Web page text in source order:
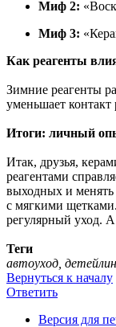
Миф 2:
Миф 3:
Как реагенты
Зимние реагенты
уменьшает контакт
Итоги: личный
Итак, друзья,
реагентами
выходных и менять
с мягкими
регулярный уход.
Теги
автоуход,
Вернуться к началу
Ответить
Версия для